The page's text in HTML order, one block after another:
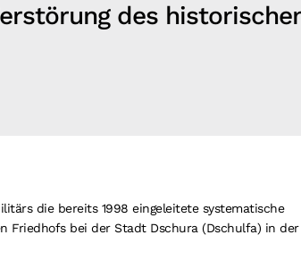
des
die bereits 1998 eingeleitete systematische
Friedhofs bei der Stadt Dschura (Dschulfa) in der